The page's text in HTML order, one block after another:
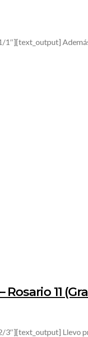
Rosario 11
Llevo